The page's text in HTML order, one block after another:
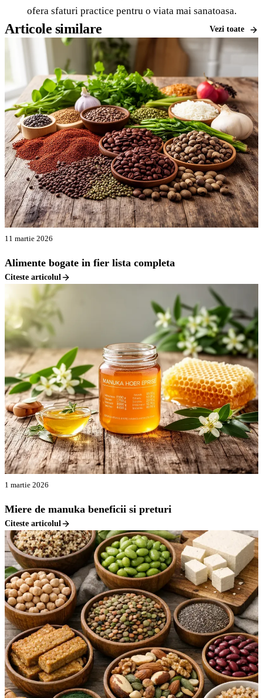
ofera sfaturi practice pentru o viata mai sanatoasa.
Articole similare Vezi toate
11 martie 2026
Alimente bogate in fier lista completa
Citeste articolul
1 martie 2026
Miere de manuka beneficii si preturi
Citeste articolul